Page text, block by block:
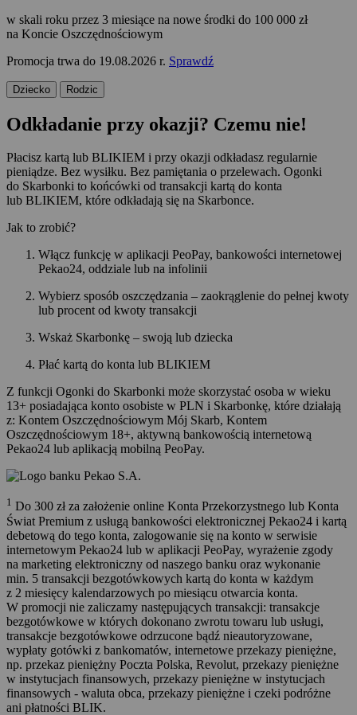
w skali roku przez 3 miesiące na nowe środki do 100 000 zł
na Koncie Oszczędnościowym
Promocja trwa do 19.08.2026 r. Sprawdź
Dziecko Rodzic
Odkładanie przy okazji? Czemu nie!
Płacisz kartą lub BLIKIEM i przy okazji odkładasz regularnie
pieniądze. Bez wysiłku. Bez pamiętania o przelewach. Ogonki
do Skarbonki to końcówki od transakcji kartą do konta
lub BLIKIEM, które odkładają się na Skarbonce.
Jak to zrobić?
Włącz funkcję w aplikacji PeoPay, bankowości internetowej
Pekao24, oddziale lub na infolinii
Wybierz sposób oszczędzania – zaokrąglenie do pełnej kwoty
lub procent od kwoty transakcji
Wskaż Skarbonkę – swoją lub dziecka
Płać kartą do konta lub BLIKIEM
Z funkcji Ogonki do Skarbonki może skorzystać osoba w wieku
13+ posiadająca konto osobiste w PLN i Skarbonkę, które działają
z: Kontem Oszczędnościowym Mój Skarb, Kontem
Oszczędnościowym 18+, aktywną bankowością internetową
Pekao24 lub aplikacją mobilną PeoPay.
1 Do 300 zł za założenie online Konta Przekorzystnego lub Konta
Świat Premium z usługą bankowości elektronicznej Pekao24 i kartą
debetową do tego konta, zalogowanie się na konto w serwisie
internetowym Pekao24 lub w aplikacji PeoPay, wyrażenie zgody
na marketing elektroniczny od naszego banku oraz wykonanie
min. 5 transakcji bezgotówkowych kartą do konta w każdym
z 2 miesięcy kalendarzowych po miesiącu otwarcia konta.
W promocji nie zaliczamy następujących transakcji: transakcje
bezgotówkowe w których dokonano zwrotu towaru lub usługi,
transakcje bezgotówkowe odrzucone bądź nieautoryzowane,
wypłaty gotówki z bankomatów, internetowe przekazy pieniężne,
np. przekaz pieniężny Poczta Polska, Revolut, przekazy pieniężne
w instytucjach finansowych, przekazy pieniężne w instytucjach
finansowych - waluta obca, przekazy pieniężne i czeki podróżne
ani płatności BLIK.